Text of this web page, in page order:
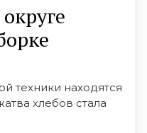
техники находятся
хлебов стала